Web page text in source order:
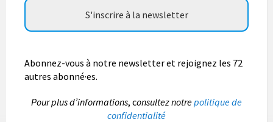
Abonnez-vous à notre newsletter et rejoignez les 72
autres abonné·es.
Pour plus d’informations, consultez notrepolitique de
confidentialité